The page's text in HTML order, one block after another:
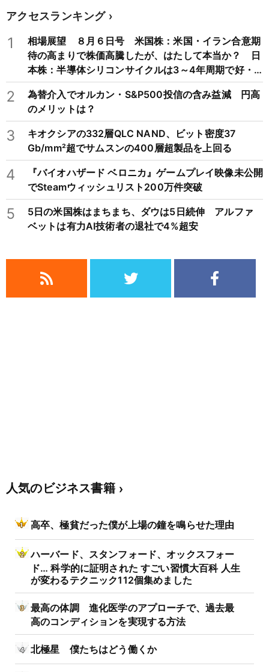
アクセスランキング
1
相場展望 ８月６日号 米国株：米国・イラン合意期
待の高まりで株価高騰したが、はたして本当か？ 日
本株：半導体シリコンサイクルは3～4年周期で好・
不況を繰り返すため注意
2
為替介入でオルカン・S&P500投信の含み益減 円高
のメリットは？
3
キオクシアの332層QLC NAND、ビット密度37
Gb/mm²超でサムスンの400層超製品を上回る
4
『バイオハザード ベロニカ』ゲームプレイ映像未公開
でSteamウィッシュリスト200万件突破
5
5日の米国株はまちまち、ダウは5日続伸 アルファ
ベットは有力AI技術者の退社で4%超安
人気のビジネス書籍
高卒、極貧だった僕が上場の鐘を鳴らせた理由
ハーバード、スタンフォード、オックスフォー
ド… 科学的に証明された すごい習慣大百科 人生
が変わるテクニック112個集めました
最高の体調 進化医学のアプローチで、過去最
高のコンディションを実現する方法
北極星 僕たちはどう働くか